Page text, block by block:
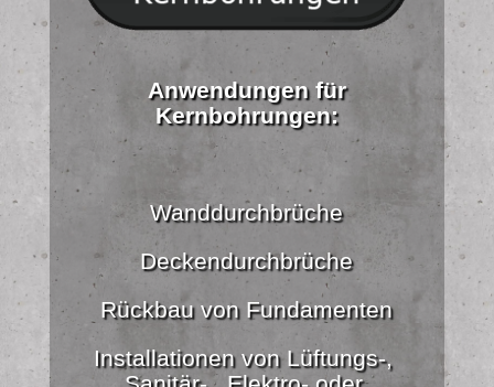
Anwendungen für
Kernbohrungen:
Wanddurchbrüche
Deckendurchbrüche
Rückbau von Fundamenten
Installationen von Lüftungs-,